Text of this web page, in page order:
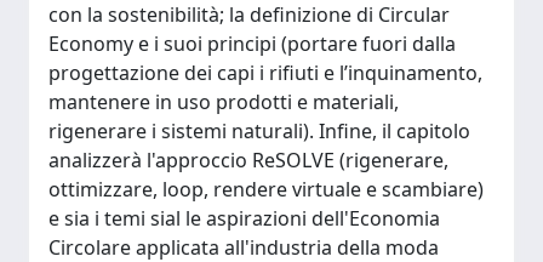
con la sostenibilità; la definizione di Circular
Economy e i suoi principi (portare fuori dalla
progettazione dei capi i rifiuti e l’inquinamento,
mantenere in uso prodotti e materiali,
rigenerare i sistemi naturali). Infine, il capitolo
analizzerà l'approccio ReSOLVE (rigenerare,
ottimizzare, loop, rendere virtuale e scambiare)
e sia i temi sial le aspirazioni dell'Economia
Circolare applicata all'industria della moda